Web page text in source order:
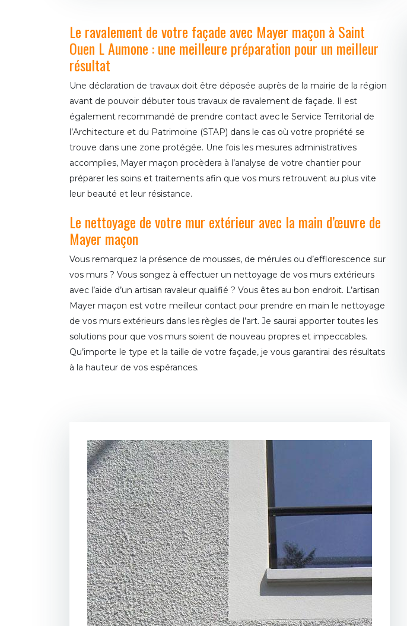
Le ravalement de votre façade avec Mayer maçon à Saint
Ouen L Aumone : une meilleure préparation pour un meilleur
résultat
Une déclaration de travaux doit être déposée auprès de la mairie de la région
avant de pouvoir débuter tous travaux de ravalement de façade. Il est
également recommandé de prendre contact avec le Service Territorial de
l’Architecture et du Patrimoine (STAP) dans le cas où votre propriété se
trouve dans une zone protégée. Une fois les mesures administratives
accomplies, Mayer maçon procèdera à l’analyse de votre chantier pour
préparer les soins et traitements afin que vos murs retrouvent au plus vite
leur beauté et leur résistance.
Le nettoyage de votre mur extérieur avec la main d’œuvre de
Mayer maçon
Vous remarquez la présence de mousses, de mérules ou d’efflorescence sur
vos murs ? Vous songez à effectuer un nettoyage de vos murs extérieurs
avec l’aide d’un artisan ravaleur qualifié ? Vous êtes au bon endroit. L’artisan
Mayer maçon est votre meilleur contact pour prendre en main le nettoyage
de vos murs extérieurs dans les règles de l’art. Je saurai apporter toutes les
solutions pour que vos murs soient de nouveau propres et impeccables.
Qu’importe le type et la taille de votre façade, je vous garantirai des résultats
à la hauteur de vos espérances.